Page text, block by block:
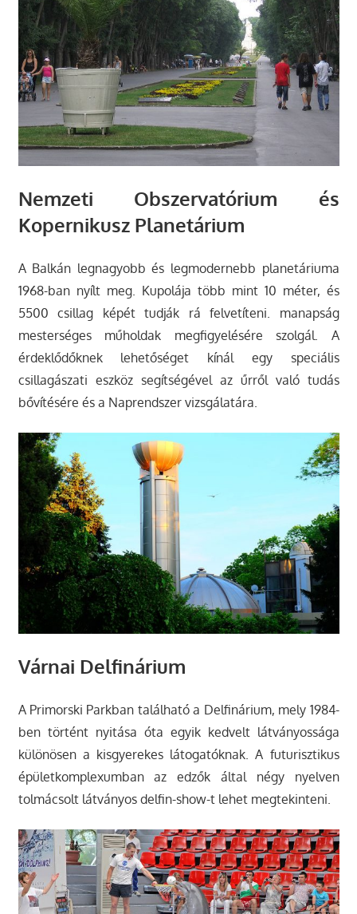
Nemzeti Obszervatórium és
Kopernikusz Planetárium
A Balkán legnagyobb és legmodernebb planetáriuma
1968-ban nyílt meg. Kupolája több mint 10 méter, és
5500 csillag képét tudják rá felvetíteni. manapság
mesterséges műholdak megfigyelésére szolgál. A
érdeklődőknek lehetőséget kínál egy speciális
csillagászati eszköz segítségével az űrről való tudás
bővítésére és a Naprendszer vizsgálatára.
Várnai Delfinárium
A Primorski Parkban található a Delfinárium, mely 1984-
ben történt nyitása óta egyik kedvelt látványossága
különösen a kisgyerekes látogatóknak. A futurisztikus
épületkomplexumban az edzők által négy nyelven
tolmácsolt látványos delfin-show-t lehet megtekinteni.